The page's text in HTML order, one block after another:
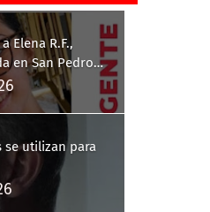
Elena R.F.,
en San Pedro
se utilizan para